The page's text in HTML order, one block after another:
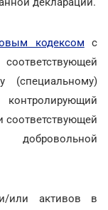
кодексом с
(специальному)
соответствующей
добровольной
или активов в